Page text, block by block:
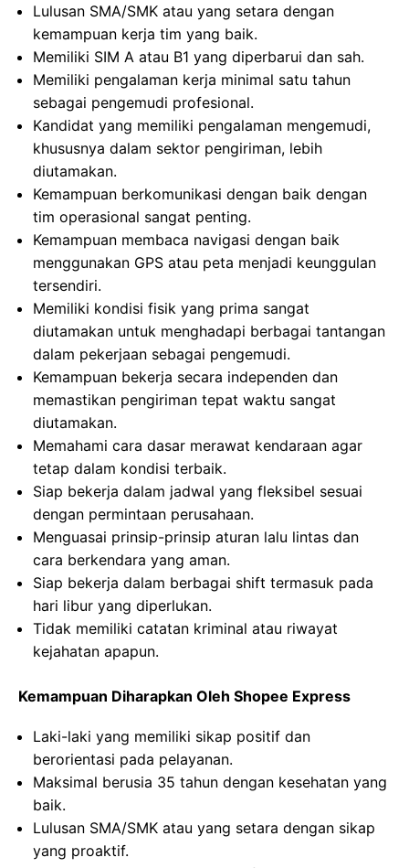
Lulusan SMA/SMK atau yang setara dengan
kemampuan kerja tim yang baik.
Memiliki SIM A atau B1 yang diperbarui dan sah.
Memiliki pengalaman kerja minimal satu tahun
sebagai pengemudi profesional.
Kandidat yang memiliki pengalaman mengemudi,
khususnya dalam sektor pengiriman, lebih
diutamakan.
Kemampuan berkomunikasi dengan baik dengan
tim operasional sangat penting.
Kemampuan membaca navigasi dengan baik
menggunakan GPS atau peta menjadi keunggulan
tersendiri.
Memiliki kondisi fisik yang prima sangat
diutamakan untuk menghadapi berbagai tantangan
dalam pekerjaan sebagai pengemudi.
Kemampuan bekerja secara independen dan
memastikan pengiriman tepat waktu sangat
diutamakan.
Memahami cara dasar merawat kendaraan agar
tetap dalam kondisi terbaik.
Siap bekerja dalam jadwal yang fleksibel sesuai
dengan permintaan perusahaan.
Menguasai prinsip-prinsip aturan lalu lintas dan
cara berkendara yang aman.
Siap bekerja dalam berbagai shift termasuk pada
hari libur yang diperlukan.
Tidak memiliki catatan kriminal atau riwayat
kejahatan apapun.
Kemampuan Diharapkan Oleh Shopee Express
Laki-laki yang memiliki sikap positif dan
berorientasi pada pelayanan.
Maksimal berusia 35 tahun dengan kesehatan yang
baik.
Lulusan SMA/SMK atau yang setara dengan sikap
yang proaktif.